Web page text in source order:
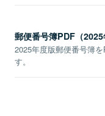
郵便番号簿PDF（2025
2025年度版郵便番号簿
す。